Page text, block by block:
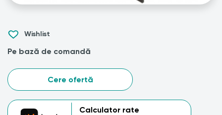
Wishlist
Pe bază de comandă
Cere ofertă
Calculator rate